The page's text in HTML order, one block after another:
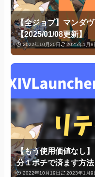
【全ジョブ】マンダ
【2025/01/08更新】
2022年10月20日 2025年1月8
【もう使用価値なし
分１ポチで済ます方法
2022年10月19日 2023年1月9